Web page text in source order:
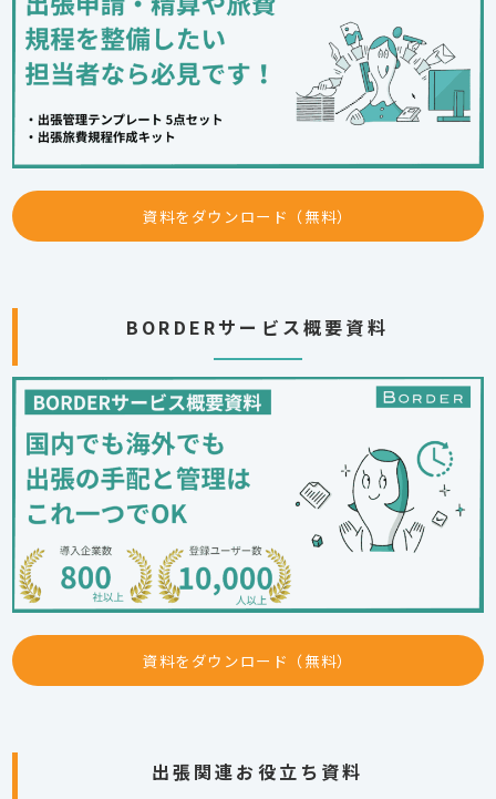
資料をダウンロード（無料）
BORDERサービス概要資料
資料をダウンロード（無料）
出張関連お役立ち資料